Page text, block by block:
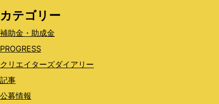
カテゴリー
補助金・助成金
PROGRESS
クリエイターズダイアリー
記事
公募情報